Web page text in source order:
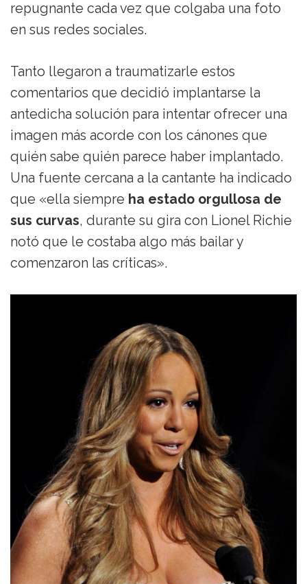
repugnante cada vez que colgaba una foto
en sus redes sociales.
Tanto llegaron a traumatizarle estos
comentarios que decidió implantarse la
antedicha solución para intentar ofrecer una
imagen más acorde con los cánones que
quién sabe quién parece haber implantado.
Una fuente cercana a la cantante ha indicado
que «ella siempre ha estado orgullosa de
sus curvas, durante su gira con Lionel Richie
notó que le costaba algo más bailar y
comenzaron las críticas».